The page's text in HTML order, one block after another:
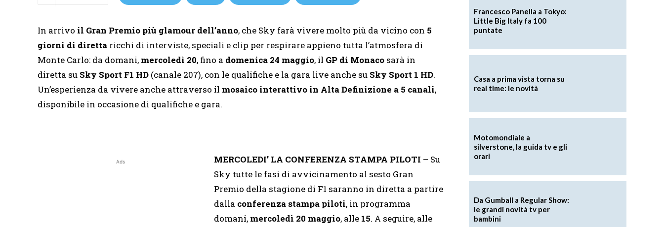
In arrivo il Gran Premio più glamour dell’anno, che Sky farà vivere molto più da vicino con 5
giorni di diretta ricchi di interviste, speciali e clip per respirare appieno tutta l’atmosfera di
Monte Carlo: da domani, mercoledì 20, fino a domenica 24 maggio, il GP di Monaco sarà in
diretta su Sky Sport F1 HD (canale 207), con le qualifiche e la gara live anche su Sky Sport 1 HD.
Un’esperienza da vivere anche attraverso il mosaico interattivo in Alta Definizione a 5 canali,
disponibile in occasione di qualifiche e gara.
Ads MERCOLEDI’ LA CONFERENZA STAMPA PILOTI – Su
Sky tutte le fasi di avvicinamento al sesto Gran
Premio della stagione di F1 saranno in diretta a partire
dalla conferenza stampa piloti, in programma
domani, mercoledì 20 maggio, alle 15. A seguire, alle
Francesco Panella a Tokyo:
Little Big Italy fa 100
puntate
Casa a prima vista torna su
real time: le novità
Motomondiale a
silverstone, la guida tv e gli
orari
Da Gumball a Regular Show:
le grandi novità tv per
bambini